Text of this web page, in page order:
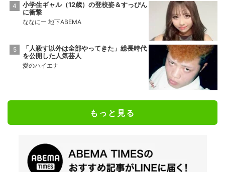
小学生ギャル（12歳）の登校姿＆すっぴん
に衝撃
ななにー 地下ABEMA
「人殺す以外は全部やってきた」総長時代
を公開した人気芸人
愛のハイエナ
もっと見る